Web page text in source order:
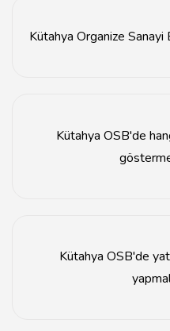
Kütahya Organize
Kütahya OSB'de
Kütahya OSB'de